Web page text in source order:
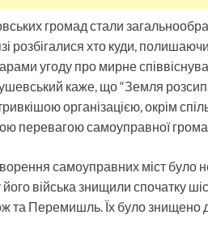
громад стали
розбігалися хто куди,
угоду про мирне
каже, що “Земля
організацією, окрім
перевагою самоуправної
самоуправних міст було
війська знищили спочатку
та Перемишль. Їх було знищено